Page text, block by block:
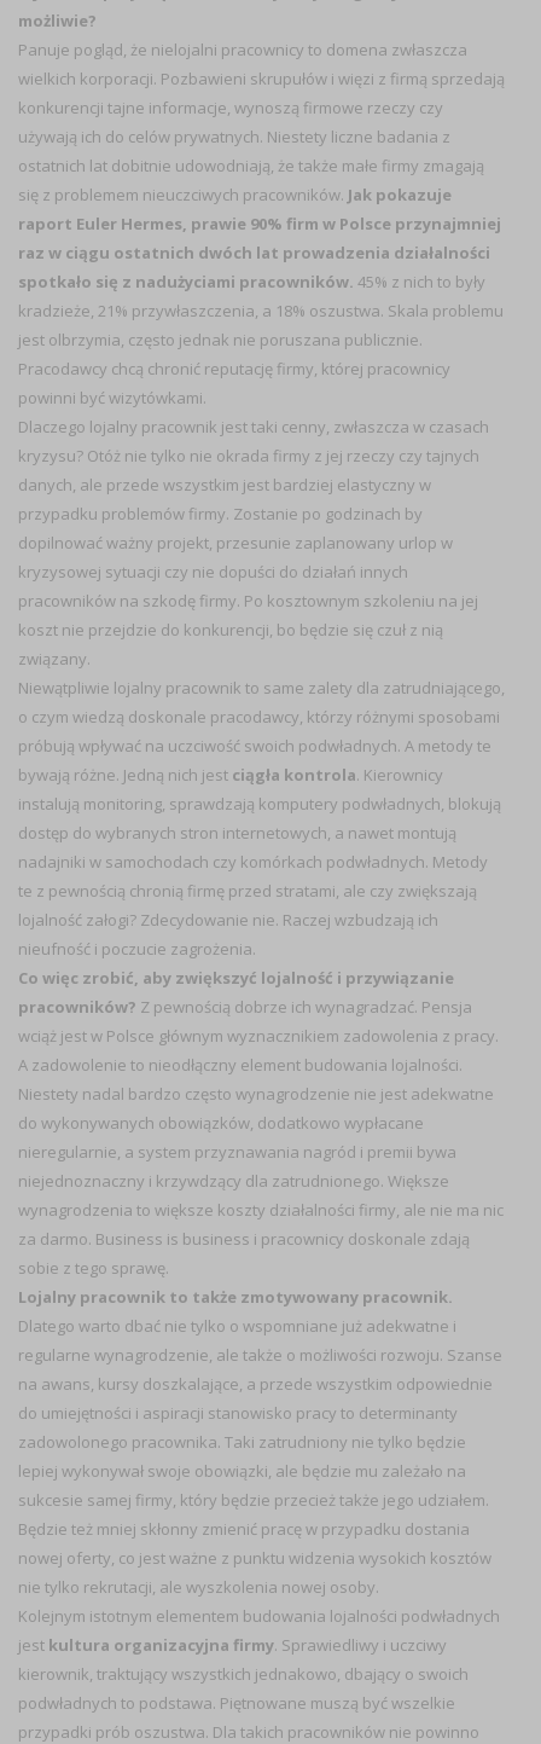
możliwie?
Panuje pogląd, że nielojalni pracownicy to domena zwłaszcza
wielkich korporacji. Pozbawieni skrupułów i więzi z firmą sprzedają
konkurencji tajne informacje, wynoszą firmowe rzeczy czy
używają ich do celów prywatnych. Niestety liczne badania z
ostatnich lat dobitnie udowodniają, że także małe firmy zmagają
się z problemem nieuczciwych pracowników. Jak pokazuje
raport Euler Hermes, prawie 90% firm w Polsce przynajmniej
raz w ciągu ostatnich dwóch lat prowadzenia działalności
spotkało się z nadużyciami pracowników. 45% z nich to były
kradzieże, 21% przywłaszczenia, a 18% oszustwa. Skala problemu
jest olbrzymia, często jednak nie poruszana publicznie.
Pracodawcy chcą chronić reputację firmy, której pracownicy
powinni być wizytówkami.
Dlaczego lojalny pracownik jest taki cenny, zwłaszcza w czasach
kryzysu? Otóż nie tylko nie okrada firmy z jej rzeczy czy tajnych
danych, ale przede wszystkim jest bardziej elastyczny w
przypadku problemów firmy. Zostanie po godzinach by
dopilnować ważny projekt, przesunie zaplanowany urlop w
kryzysowej sytuacji czy nie dopuści do działań innych
pracowników na szkodę firmy. Po kosztownym szkoleniu na jej
koszt nie przejdzie do konkurencji, bo będzie się czuł z nią
związany.
Niewątpliwie lojalny pracownik to same zalety dla zatrudniającego,
o czym wiedzą doskonale pracodawcy, którzy różnymi sposobami
próbują wpływać na uczciwość swoich podwładnych. A metody te
bywają różne. Jedną nich jest ciągła kontrola. Kierownicy
instalują monitoring, sprawdzają komputery podwładnych, blokują
dostęp do wybranych stron internetowych, a nawet montują
nadajniki w samochodach czy komórkach podwładnych. Metody
te z pewnością chronią firmę przed stratami, ale czy zwiększają
lojalność załogi? Zdecydowanie nie. Raczej wzbudzają ich
nieufność i poczucie zagrożenia.
Co więc zrobić, aby zwiększyć lojalność i przywiązanie
pracowników? Z pewnością dobrze ich wynagradzać. Pensja
wciąż jest w Polsce głównym wyznacznikiem zadowolenia z pracy.
A zadowolenie to nieodłączny element budowania lojalności.
Niestety nadal bardzo często wynagrodzenie nie jest adekwatne
do wykonywanych obowiązków, dodatkowo wypłacane
nieregularnie, a system przyznawania nagród i premii bywa
niejednoznaczny i krzywdzący dla zatrudnionego. Większe
wynagrodzenia to większe koszty działalności firmy, ale nie ma nic
za darmo. Business is business i pracownicy doskonale zdają
sobie z tego sprawę.
Lojalny pracownik to także zmotywowany pracownik.
Dlatego warto dbać nie tylko o wspomniane już adekwatne i
regularne wynagrodzenie, ale także o możliwości rozwoju. Szanse
na awans, kursy doszkalające, a przede wszystkim odpowiednie
do umiejętności i aspiracji stanowisko pracy to determinanty
zadowolonego pracownika. Taki zatrudniony nie tylko będzie
lepiej wykonywał swoje obowiązki, ale będzie mu zależało na
sukcesie samej firmy, który będzie przecież także jego udziałem.
Będzie też mniej skłonny zmienić pracę w przypadku dostania
nowej oferty, co jest ważne z punktu widzenia wysokich kosztów
nie tylko rekrutacji, ale wyszkolenia nowej osoby.
Kolejnym istotnym elementem budowania lojalności podwładnych
jest kultura organizacyjna firmy. Sprawiedliwy i uczciwy
kierownik, traktujący wszystkich jednakowo, dbający o swoich
podwładnych to podstawa. Piętnowane muszą być wszelkie
przypadki prób oszustwa. Dla takich pracowników nie powinno